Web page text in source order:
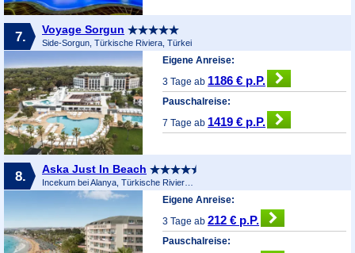
7. Voyage Sorgun
Side-Sorgun, Türkische Riviera, Türkei
Eigene Anreise:
3 Tage ab 1186 € p.P.
Pauschalreise:
7 Tage ab 1419 € p.P.
8. Aska Just In Beach
Incekum bei Alanya, Türkische Riviera, Türkei
Eigene Anreise:
3 Tage ab212 € p.P.
Pauschalreise: